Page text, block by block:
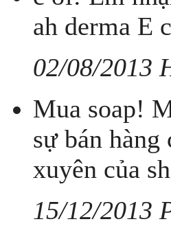
ah derma E
02/08/2013
Mua soap!
sự bán hàng
xuyên của
15/12/2013